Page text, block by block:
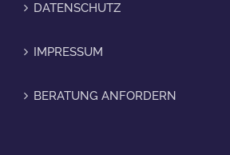
DATENSCHUTZ
IMPRESSUM
BERATUNG ANFORDERN